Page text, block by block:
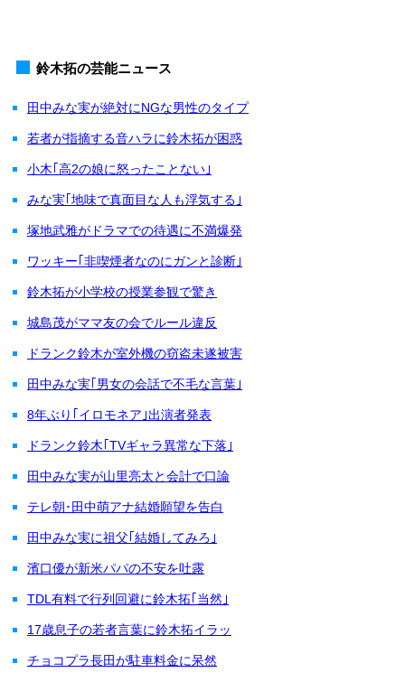
鈴木拓の芸能ニュース
田中みな実が絶対にNGな男性のタイプ
若者が指摘する音ハラに鈴木拓が困惑
小木｢高2の娘に怒ったことない｣
みな実｢地味で真面目な人も浮気する｣
塚地武雅がドラマでの待遇に不満爆発
ワッキー｢非喫煙者なのにガンと診断｣
鈴木拓が小学校の授業参観で驚き
城島茂がママ友の会でルール違反
ドランク鈴木が室外機の窃盗未遂被害
田中みな実｢男女の会話で不毛な言葉｣
8年ぶり｢イロモネア｣出演者発表
ドランク鈴木｢TVギャラ異常な下落｣
田中みな実が山里亮太と会計で口論
テレ朝･田中萌アナ結婚願望を告白
田中みな実に祖父｢結婚してみろ｣
濱口優が新米パパの不安を吐露
TDL有料で行列回避に鈴木拓｢当然｣
17歳息子の若者言葉に鈴木拓イラッ
チョコプラ長田が駐車料金に呆然